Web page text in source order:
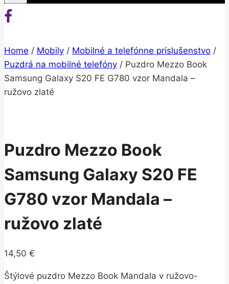
Home / Mobily / Mobilné a telefónne príslušenstvo /
Puzdrá na mobilné telefóny / Puzdro Mezzo Book
Samsung Galaxy S20 FE G780 vzor Mandala –
ružovo zlaté
Puzdro Mezzo Book
Samsung Galaxy S20 FE
G780 vzor Mandala –
ružovo zlaté
14,50 €
Štýlové puzdro Mezzo Book Mandala v ružovo-